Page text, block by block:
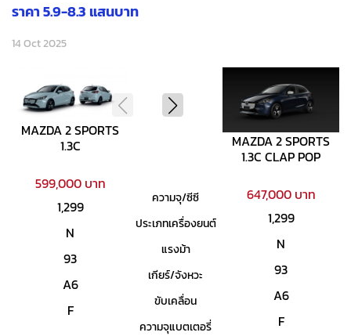
ราคา 5.9-8.3 แสนบาท
14 Oct 2025
MAZDA 2 SPORTS
1.3C
599,000 บาท
1,299
N
93
A6
F
MAZDA 2 SPORTS
1.3C CLAP POP
647,000 บาท
1,299
N
93
A6
F
ความจุ/ซีซี
ประเภทเครื่องยนต์
แรงม้า
เกียร์/จังหวะ
ขับเคลื่อน
ความจุแบตเตอรี่